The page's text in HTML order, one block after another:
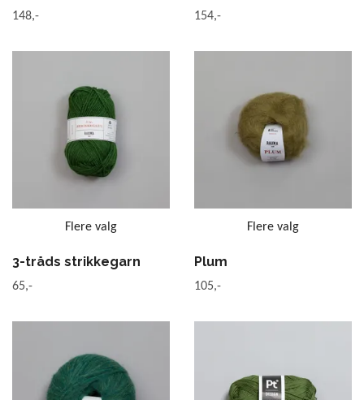
148,- 154,-
Flere valg
3-tråds strikkegarn
65,-
Flere valg
Plum
105,-